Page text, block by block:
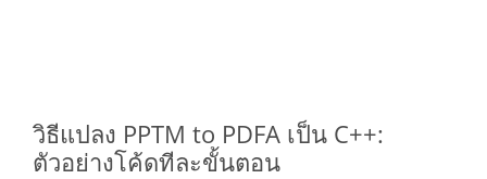
วิธีแปลง PPTM to PDFA เป็น C++:
ตัวอย่างโค้ดทีละขั้นตอน